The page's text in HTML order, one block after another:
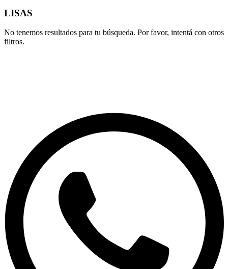
LISAS
No tenemos resultados para tu búsqueda. Por favor, intentá con otros
filtros.